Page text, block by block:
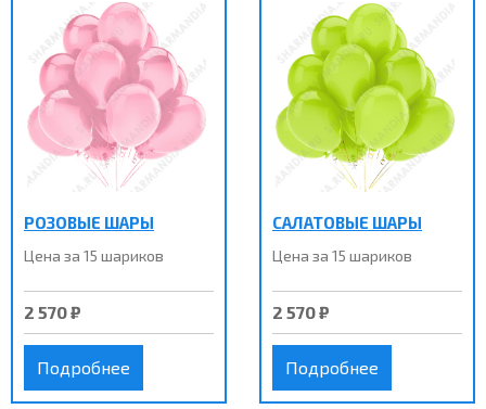
РОЗОВЫЕ ШАРЫ
Цена за 15 шариков
2 570 ₽
Подробнее
САЛАТОВЫЕ ШАРЫ
Цена за 15 шариков
2 570 ₽
Подробнее